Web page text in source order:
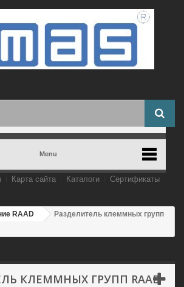
Menu
Карта сайта Каталоги Сертификаты
RAAD
Разделитель клеммных групп
КЛЕММНЫХ ГРУПП RAAD